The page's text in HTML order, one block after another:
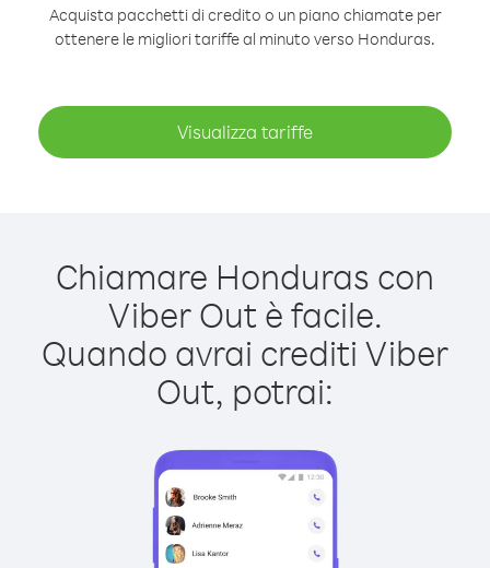
Acquista pacchetti di credito o un piano chiamate per
ottenere le migliori tariffe al minuto verso Honduras.
Visualizza tariffe
Chiamare Honduras con
Viber Out è facile.
Quando avrai crediti Viber
Out, potrai: